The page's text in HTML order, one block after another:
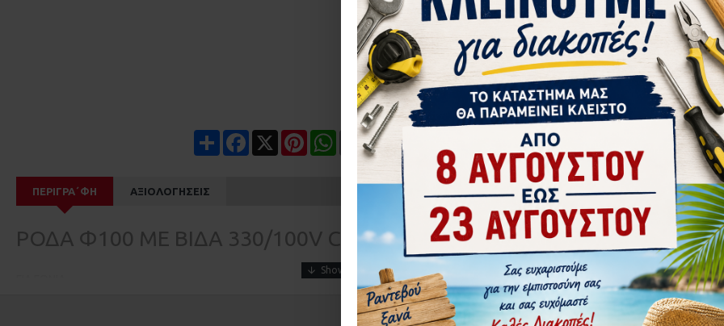
Share Facebook PinterestWhatsApp
Email
ΠΕΡΙΓΡΑ΄ΦΉ ΑΞΙΟΛΟΓΉΣΕΙΣ
ΡΟΔΑ Φ100 ΜΕ ΒΙΔΑ 330/100V COMUNELLO